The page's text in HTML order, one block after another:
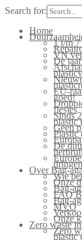
Search for:
Home
1 t/m
VN
De
EU-
goed!
flesjes
Sinds
plastic
Geen
Plastic
De
Over Bag-
Wie
Onze
Bag-
FAQ
Bag-
MVO
Onze
Zero waste
Zero
plastic